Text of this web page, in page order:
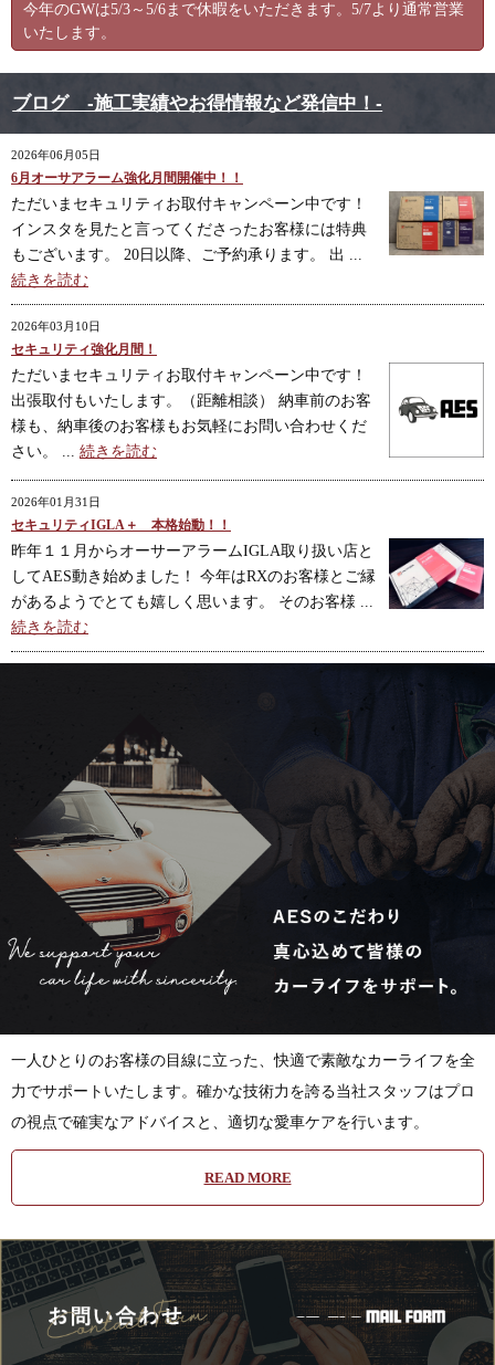
今年のGWは5/3～5/6まで休暇をいただきます。5/7より通常営業
いたします。
ブログ -施工実績やお得情報など発信中！-
2026年06月05日
6月オーサアラーム強化月間開催中！！
ただいまセキュリティお取付キャンペーン中です！
インスタを見たと言ってくださったお客様には特典
もございます。 20日以降、ご予約承ります。 出 ...
続きを読む
2026年03月10日
セキュリティ強化月間！
ただいまセキュリティお取付キャンペーン中です！
出張取付もいたします。（距離相談） 納車前のお客
様も、納車後のお客様もお気軽にお問い合わせくだ
さい。 ... 続きを読む
2026年01月31日
セキュリティIGLA＋ 本格始動！！
昨年１１月からオーサーアラームIGLA取り扱い店と
してAES動き始めました！ 今年はRXのお客様とご縁
があるようでとても嬉しく思います。 そのお客様 ...
続きを読む
一人ひとりのお客様の目線に立った、快適で素敵なカーライフを全
力でサポートいたします。確かな技術力を誇る当社スタッフはプロ
の視点で確実なアドバイスと、適切な愛車ケアを行います。
READ MORE